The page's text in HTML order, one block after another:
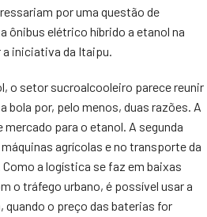
por uma questão de
ônibus elétrico híbrido a etanol na
a iniciativa da Itaipu.
o setor sucroalcooleiro parece reunir
por, pelo menos, duas razões. A
para o etanol. A segunda
agrícolas e no transporte da
a logística se faz em baixas
o tráfego urbano, é possível usar a
o preço das baterias for